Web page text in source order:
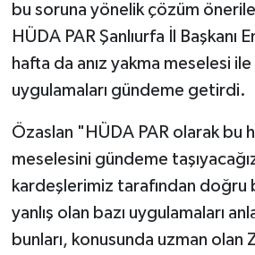
bu soruna yönelik çözüm
HÜDA PAR Şanlıurfa İl Başkanı
hafta da anız yakma meselesi ile
uygulamaları gündeme getirdi.
Özaslan "HÜDA PAR olarak bu
meselesini gündeme
kardeşlerimiz tarafından doğru
yanlış olan bazı uygulamaları
bunları, konusunda uzman olan